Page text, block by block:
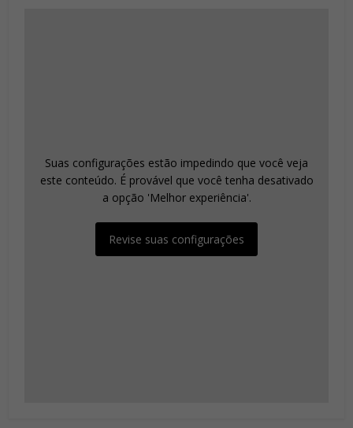
Suas configurações estão impedindo que você veja
este conteúdo. É provável que você tenha desativado
a opção 'Melhor experiência'.
Revise suas configurações